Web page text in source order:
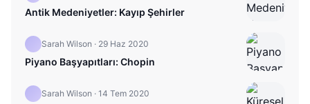
Antik Medeniyetler: Kayıp Şehirler
Sarah Wilson · 29 Haz 2020
Piyano Başyapıtları: Chopin
Sarah Wilson · 14 Tem 2020